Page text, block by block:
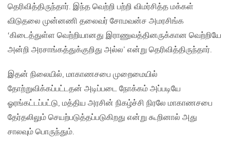
தெரிவித்திருந்தார். இந்த வெற்றி பற்றி விமர்சித்த மக்கள்
விடுதலை முன்னணி தலைவர் சோமவன்ச அமரசிங்க
‘கிடைத்துள்ள வெற்றியானது இராணுவத்தினருக்கான வெற்றியே
அன்றி அரசாங்கத்துக்குறிது அல்ல’ என்று தெரிவித்திருந்தார்.
இதன் நிலையில்‚ மாகாணசபை முறைமையில்
தோற்றுவிக்கப்பட்டதன் அடிப்படை நோக்கம் அப்படியே
ஓரங்கட்டப்பட்டு‚ மத்திய அரசின் நிகழ்ச்சி நிரலே மாகாணசபை
தேர்தலிலும் செயற்படுத்தப்படுகிறது என்று கூறினால் அது
சாலவும் பொருந்தும்.